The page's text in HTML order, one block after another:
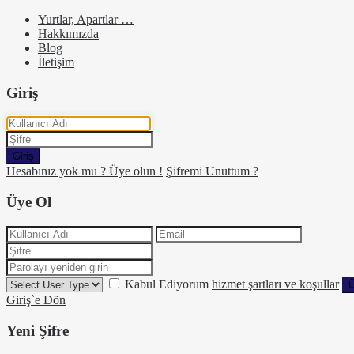
Yurtlar, Apartlar …
Hakkımızda
Blog
İletişim
Giriş
Giriş
Hesabınız yok mu ? Üye olun ! Şifremi Unuttum ?
Üye Ol
Kabul Ediyorum hizmet şartları ve koşullar
Giriş`e Dön
Yeni Şifre